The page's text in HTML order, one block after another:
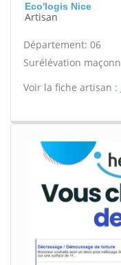
Eco'logis Nice
Artisan
Département: 06
Surélévation
Voir la fiche artisan :